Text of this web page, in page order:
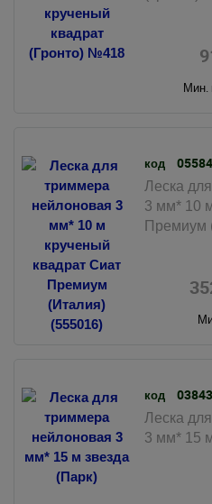
Мин.
код
Леска
3 мм* 10
Премиум
код
Леска
3 мм* 15